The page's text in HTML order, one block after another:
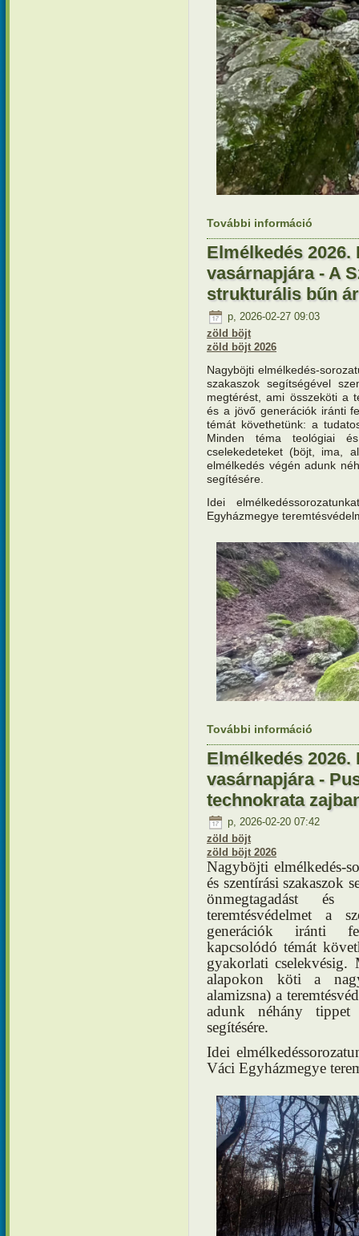
További információ
Elmélkedés 2026.
vasárnapjára - A
strukturális bűn
p, 2026-02-27 09:03
zöld böjt
zöld böjt 2026
Nagyböjti elmélkedés-
szakaszok segítségével
megtérést, ami összeköti a
és a jövő generációk iránti
témát követhetünk: a
Minden téma teológiai
cselekedeteket (böjt, ima,
elmélkedés végén adunk
segítésére.
Idei
Egyházmegye
További információ
Elmélkedés 2026.
vasárnapjára -
technokrata
p, 2026-02-20 07:42
zöld böjt
zöld böjt 2026
Nagyböjti elmélkedés-
és szentírási szakaszok
önmegtagadást
teremtésvédelmet a
generációk iránti
kapcsolódó témát
gyakorlati cselekvésig.
alapokon köti a
alamizsna) a
adunk néhány tippet
segítésére.
Idei
Váci Egyházmegye